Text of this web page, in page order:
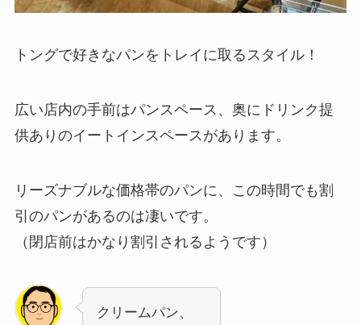
トングで好きなパンをトレイに取るスタイル！
広い店内の手前はパンスペース、奥にドリンク提
供ありのイートインスペースがあります。
リーズナブルな価格帯のパンに、この時間でも割
引のパンがあるのは凄いです。
（閉店前はかなり割引されるようです）
クリームパン、